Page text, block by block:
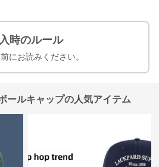
時のルール
にお読みください。
ールキャップの人気アイテム